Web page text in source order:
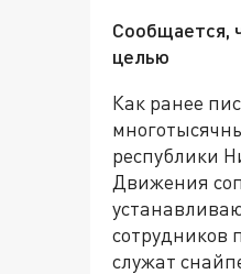
Сообщается,
целью
Как ранее
республики
Движения
сотрудников
служат